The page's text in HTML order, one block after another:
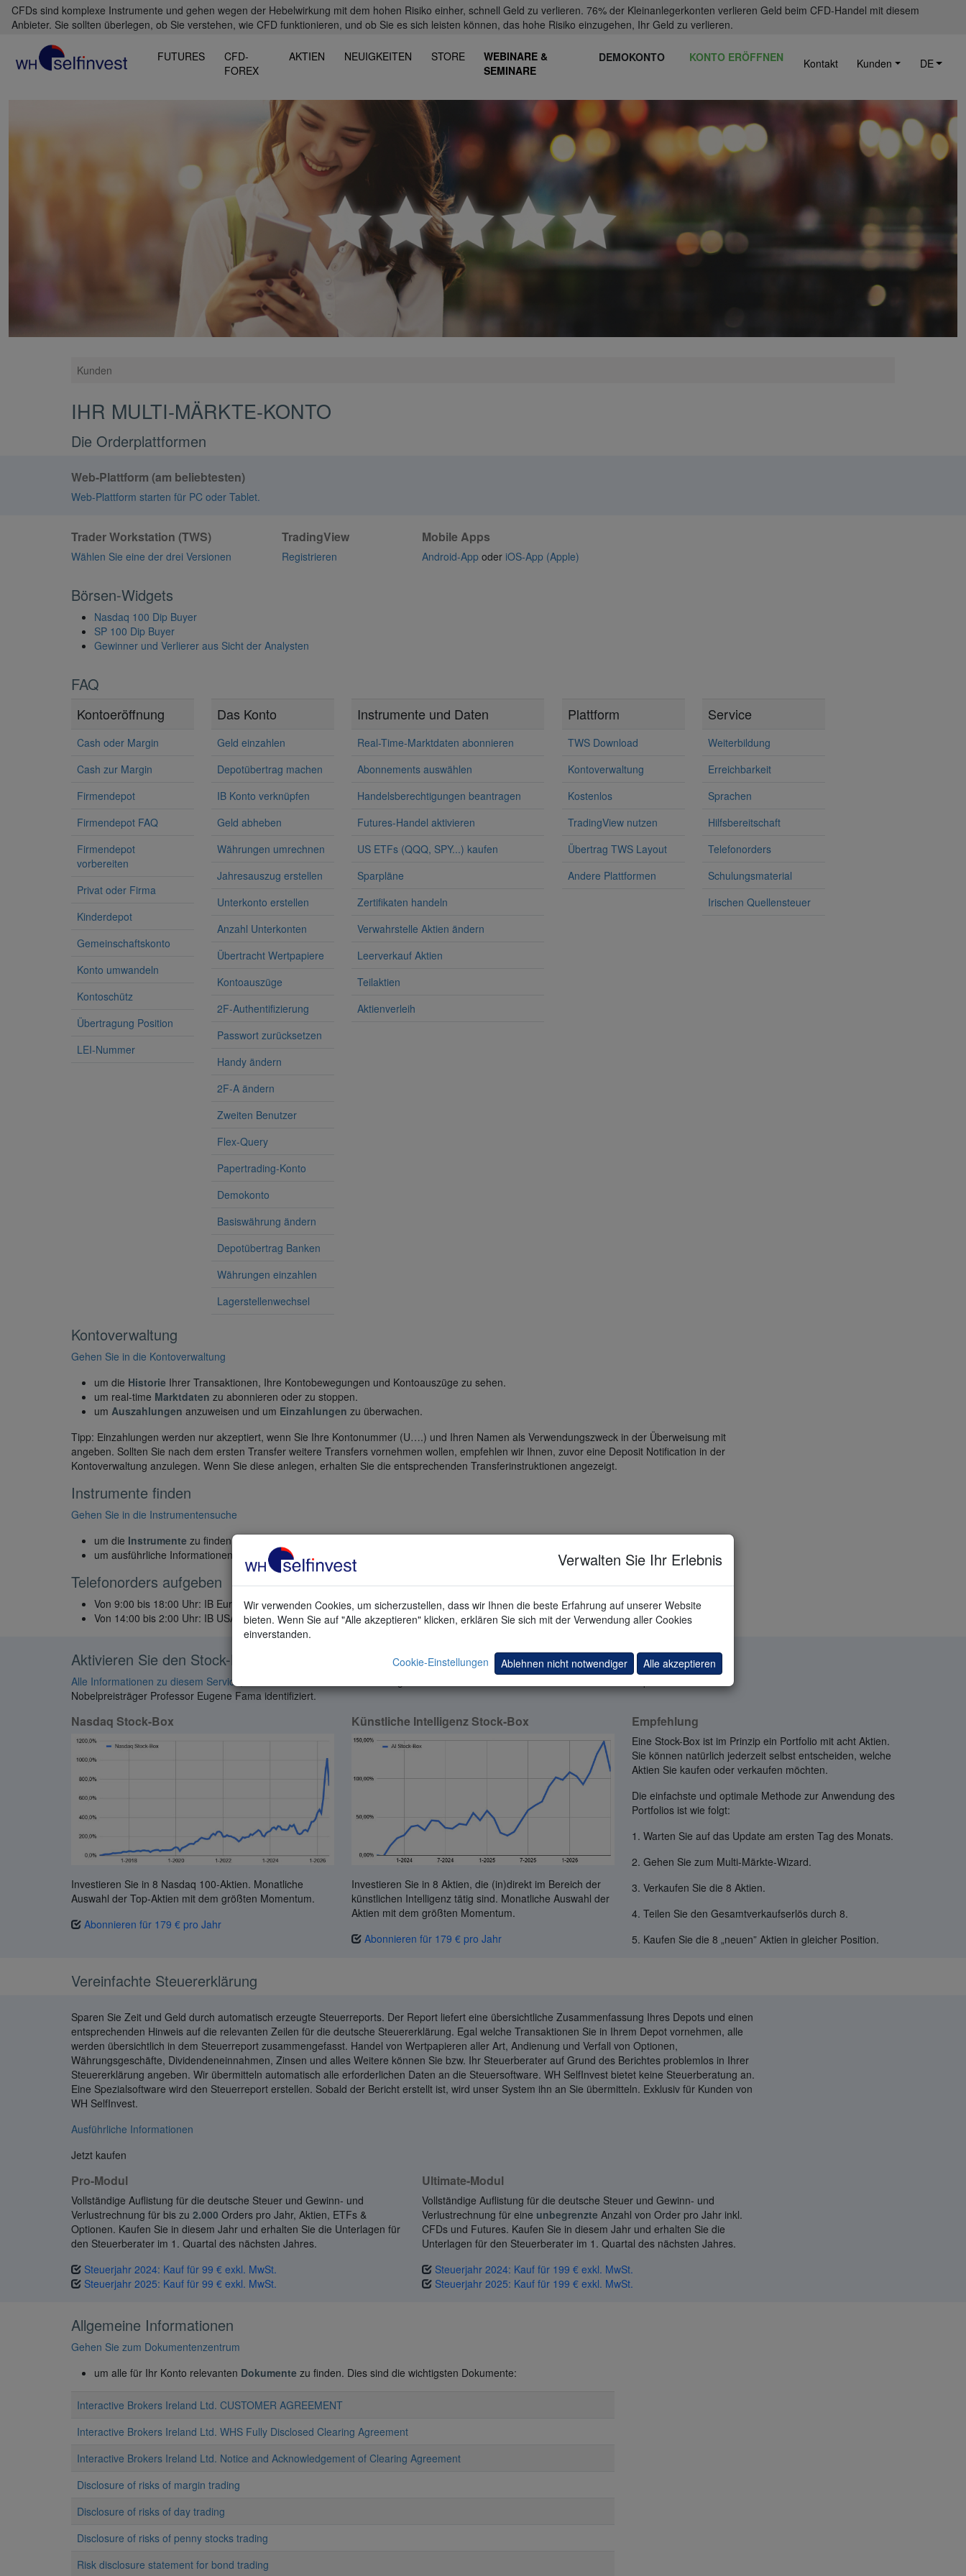
CFDs sind komplexe Instrumente und gehen wegen der Hebelwirkung mit dem hohen Risiko einher, schnell Geld zu verlieren. 76% der Kleinanlegerkonten verlieren Geld beim CFD-Handel mit diesem
Anbieter. Sie sollten überlegen, ob Sie verstehen, wie CFD funktionieren, und ob Sie es sich leisten können, das hohe Risiko einzugehen, Ihr Geld zu verlieren.
FUTURES
CFD-
FOREX
AKTIEN NEUIGKEITEN STORE
WEBINARE &
SEMINARE
DEMOKONTO KONTO ERÖFFNEN Kontakt Kunden DE
Kunden
IHR MULTI-MÄRKTE-KONTO
Die Orderplattformen
Web-Plattform (am beliebtesten)
Web-Plattform starten für PC oder Tablet.
Trader Workstation (TWS)
Wählen Sie eine der drei Versionen
TradingView
Registrieren
Mobile Apps
Android-Appoder iOS-App (Apple)
Börsen-Widgets
Nasdaq 100 Dip Buyer
SP 100 Dip Buyer
Gewinner und Verlierer aus Sicht der Analysten
FAQ
Kontoeröffnung
Cash oder Margin
Cash zur Margin
Firmendepot
Firmendepot FAQ
Firmendepot
vorbereiten
Privat oder Firma
Kinderdepot
Gemeinschaftskonto
Konto umwandeln
Kontoschütz
Übertragung Position
LEI-Nummer
Das Konto
Geld einzahlen
Depotübertrag machen
IB Konto verknüpfen
Geld abheben
Währungen umrechnen
Jahresauszug erstellen
Unterkonto erstellen
Anzahl Unterkonten
Übertracht Wertpapiere
Kontoauszüge
2F-Authentifizierung
Passwort zurücksetzen
Handy ändern
2F-A ändern
Zweiten Benutzer
Flex-Query
Papertrading-Konto
Demokonto
Basiswährung ändern
Depotübertrag Banken
Währungen einzahlen
Lagerstellenwechsel
Instrumente und Daten
Real-Time-Marktdaten abonnieren
Abonnements auswählen
Handelsberechtigungen beantragen
Futures-Handel aktivieren
US ETFs (QQQ, SPY...) kaufen
Sparpläne
Zertifikaten handeln
Verwahrstelle Aktien ändern
Leerverkauf Aktien
Teilaktien
Aktienverleih
Plattform
TWS Download
Kontoverwaltung
Kostenlos
TradingView nutzen
Übertrag TWS Layout
Andere Plattformen
Service
Weiterbildung
Erreichbarkeit
Sprachen
Hilfsbereitschaft
Telefonorders
Schulungsmaterial
Irischen Quellensteuer
Kontoverwaltung
Gehen Sie in die Kontoverwaltung
um die Historie Ihrer Transaktionen, Ihre Kontobewegungen und Kontoauszüge zu sehen.
um real-time Marktdaten zu abonnieren oder zu stoppen.
um Auszahlungen anzuweisen und um Einzahlungen zu überwachen.
Tipp: Einzahlungen werden nur akzeptiert, wenn Sie Ihre Kontonummer (U….) und Ihren Namen als Verwendungszweck in der Überweisung mit
angeben. Sollten Sie nach dem ersten Transfer weitere Transfers vornehmen wollen, empfehlen wir Ihnen, zuvor eine Deposit Notification in der
Kontoverwaltung anzulegen. Wenn Sie diese anlegen, erhalten Sie die entsprechenden Transferinstruktionen angezeigt.
Instrumente finden
Gehen Sie in die Instrumentensuche
um die Instrumente zu finden, die Sie kaufen und verkaufen möchten.
um ausführliche Informationen zu jedem Instrument zu finden.
Telefonorders aufgeben
Von 9:00 bis 18:00 Uhr: IB Europa unter 00800-42-276537 (gebührenfrei) oder +41 41 562 0902.
Von 14:00 bis 2:00 Uhr: IB USA unter (877) 442-2757 (gebührenfrei) oder (312) 542-6901.
Aktivieren Sie den Stock-Box-Service
Alle Informationen zu diesem Service
Nobelpreisträger Professor Eugene Fama identifiziert.
Nasdaq Stock-Box
Investieren Sie in 8 Nasdaq 100-Aktien. Monatliche
Auswahl der Top-Aktien mit dem größten Momentum.
Abonnieren für 179 € pro Jahr
Künstliche Intelligenz Stock-Box
Investieren Sie in 8 Aktien, die (in)direkt im Bereich der
künstlichen Intelligenz tätig sind. Monatliche Auswahl der
Aktien mit dem größten Momentum.
Abonnieren für 179 € pro Jahr
Empfehlung
Eine Stock-Box ist im Prinzip ein Portfolio mit acht Aktien.
Sie können natürlich jederzeit selbst entscheiden, welche
Aktien Sie kaufen oder verkaufen möchten.
Die einfachste und optimale Methode zur Anwendung des
Portfolios ist wie folgt:
1. Warten Sie auf das Update am ersten Tag des Monats.
2. Gehen Sie zum Multi-Märkte-Wizard.
3. Verkaufen Sie die 8 Aktien.
4. Teilen Sie den Gesamtverkaufserlös durch 8.
5. Kaufen Sie die 8 „neuen” Aktien in gleicher Position.
Vereinfachte Steuererklärung
Sparen Sie Zeit und Geld durch automatisch erzeugte Steuerreports. Der Report liefert eine übersichtliche Zusammenfassung Ihres Depots und einen
entsprechenden Hinweis auf die relevanten Zeilen für die deutsche Steuererklärung. Egal welche Transaktionen Sie in Ihrem Depot vornehmen, alle
werden übersichtlich in dem Steuerreport zusammengefasst. Handel von Wertpapieren aller Art, Andienung und Verfall von Optionen,
Währungsgeschäfte, Dividendeneinnahmen, Zinsen und alles Weitere können Sie bzw. Ihr Steuerberater auf Grund des Berichtes problemlos in Ihrer
Steuererklärung angeben. Wir übermitteln automatisch alle erforderlichen Daten an die Steuersoftware. WH SelfInvest bietet keine Steuerberatung an.
Eine Spezialsoftware wird den Steuerreport erstellen. Sobald der Bericht erstellt ist, wird unser System ihn an Sie übermitteln. Exklusiv für Kunden von
WH SelfInvest.
Ausführliche Informationen
Jetzt kaufen
Pro-Modul
Vollständige Auflistung für die deutsche Steuer und Gewinn- und
Verlustrechnung für bis zu 2.000 Orders pro Jahr, Aktien, ETFs &
Optionen. Kaufen Sie in diesem Jahr und erhalten Sie die Unterlagen für
den Steuerberater im 1. Quartal des nächsten Jahres.
Steuerjahr 2024: Kauf für 99 € exkl. MwSt.
Steuerjahr 2025: Kauf für 99 € exkl. MwSt.
Ultimate-Modul
Vollständige Auflistung für die deutsche Steuer und Gewinn- und
Verlustrechnung für eine unbegrenzte Anzahl von Order pro Jahr inkl.
CFDs und Futures. Kaufen Sie in diesem Jahr und erhalten Sie die
Unterlagen für den Steuerberater im 1. Quartal des nächsten Jahres.
Steuerjahr 2024: Kauf für 199 € exkl. MwSt.
Steuerjahr 2025: Kauf für 199 € exkl. MwSt.
Allgemeine Informationen
Gehen Sie zum Dokumentenzentrum
um alle für Ihr Konto relevanten Dokumente zu finden. Dies sind die wichtigsten Dokumente:
Interactive Brokers Ireland Ltd. CUSTOMER AGREEMENT
Interactive Brokers Ireland Ltd. WHS Fully Disclosed Clearing Agreement
Interactive Brokers Ireland Ltd. Notice and Acknowledgement of Clearing Agreement
Disclosure of risks of margin trading
Disclosure of risks of day trading
Disclosure of risks of penny stocks trading
Risk disclosure statement for bond trading
Verwalten Sie Ihr Erlebnis
Wir verwenden Cookies, um sicherzustellen, dass wir Ihnen die beste Erfahrung auf unserer Website
bieten. Wenn Sie auf "Alle akzeptieren" klicken, erklären Sie sich mit der Verwendung aller Cookies
einverstanden.
Cookie-Einstellungen
Ablehnen nicht notwendiger Alle akzeptieren